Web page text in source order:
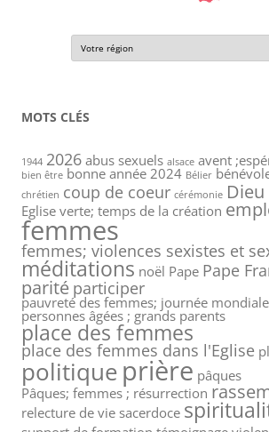
MOTS CLÉS
1944 2026 abus sexuels alsace avent
bien être bonne année 2024 Bélier
chrétien coup de coeur cérémonie Dieu
Eglise verte; temps de la création
femmes
femmes; violences sexistes et
méditations noël Pape Pape
parité participer
pauvreté des femmes; journée
personnes âgées ; grands parents
place des femmes
place des femmes dans l'Eglise
politique prière pâques
Pâques; femmes ; résurrection
relecture de vie sacerdoce